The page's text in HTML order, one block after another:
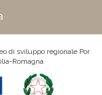
di sviluppo regionale Por
Romagna